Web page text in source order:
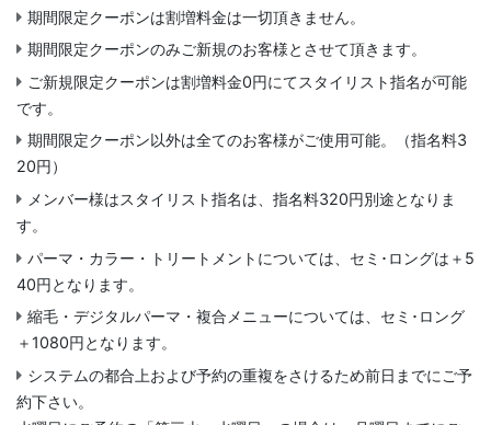
期間限定クーポンは割増料金は一切頂きません。
期間限定クーポンのみご新規のお客様とさせて頂きます。
ご新規限定クーポンは割増料金0円にてスタイリスト指名が可能
です。
期間限定クーポン以外は全てのお客様がご使用可能。（指名料3
20円）
メンバー様はスタイリスト指名は、指名料320円別途となりま
す。
パーマ・カラー・トリートメントについては、セミ･ロングは＋5
40円となります。
縮毛・デジタルパーマ・複合メニューについては、セミ･ロング
＋1080円となります。
システムの都合上および予約の重複をさけるため前日までにご予
約下さい。